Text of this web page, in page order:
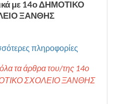
με 14ο ΔΗΜΟΤΙΚΟ
ΞΑΝΘΗΣ
πληροφορίες
όλα τα άρθρα του/της 14ο
ΣΧΟΛΕΙΟ ΞΑΝΘΗΣ